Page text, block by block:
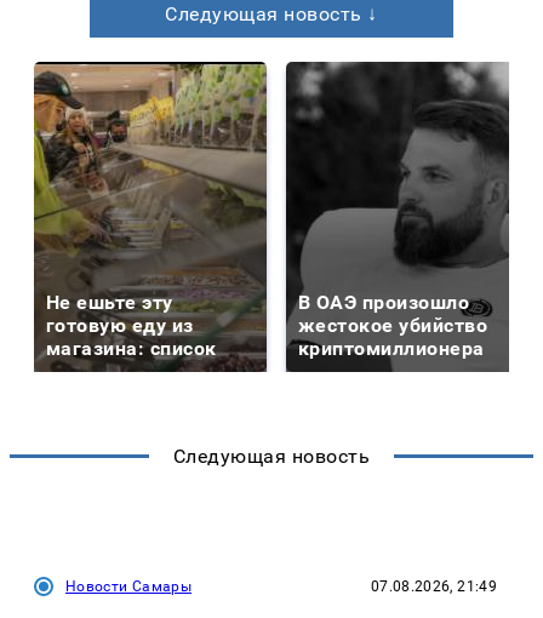
Следующая новость ↓
Не ешьте эту
готовую еду из
магазина: список
В ОАЭ произошло
жестокое убийство
криптомиллионера
Следующая новость
Новости Самары 07.08.2026, 21:49